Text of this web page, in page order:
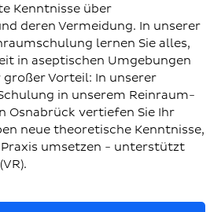
Kenntnisse über
deren Vermeidung. In unserer
lernen Sie alles,
in aseptischen Umgebungen
großer Vorteil: In unserer
in unserem Reinraum-
Osnabrück vertiefen Sie Ihr
neue theoretische Kenntnisse,
Praxis umsetzen - unterstützt